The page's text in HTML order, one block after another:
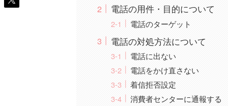
電話の用件・目的について
電話のターゲット
電話の対処方法について
電話に出ない
電話をかけ直さない
着信拒否設定
消費者センターに通報する